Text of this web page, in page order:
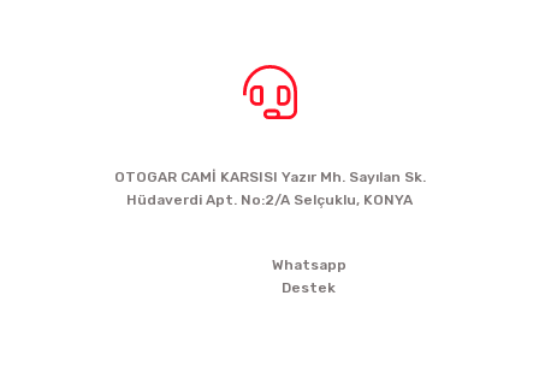
OTOGAR CAMİ KARSISI Yazır Mh. Sayılan Sk.
Hüdaverdi Apt. No:2/A Selçuklu, KONYA
Whatsapp
Destek